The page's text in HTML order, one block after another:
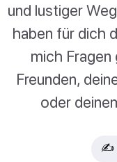
und lustiger
haben für dich
mich Fragen
Freunden,
oder
✍️